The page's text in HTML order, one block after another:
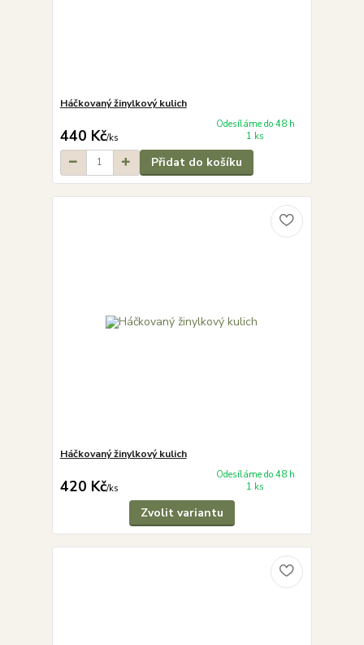
Háčkovaný žinylkový kulich
440 Kč/ks
Odesíláme do 48 h
1 ks
Přidat do košíku
Háčkovaný žinylkový kulich
420 Kč/ks
Odesíláme do 48 h
1 ks
Zvolit variantu